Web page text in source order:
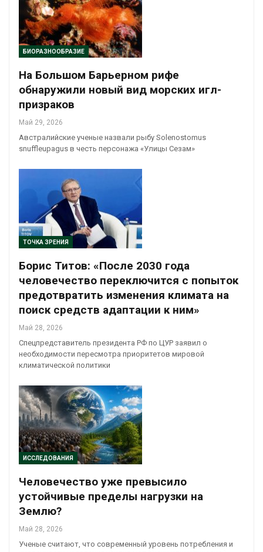
БИОРАЗНООБРАЗИЕ
На Большом Барьерном рифе
обнаружили новый вид морских игл-
призраков
Май 29, 2026
Австралийские ученые назвали рыбу Solenostomus
snuffleupagus в честь персонажа «Улицы Сезам»
ТОЧКА ЗРЕНИЯ
Борис Титов: «После 2030 года
человечество переключится с попыток
предотвратить изменения климата на
поиск средств адаптации к ним»
Май 28, 2026
Спецпредставитель президента РФ по ЦУР заявил о
необходимости пересмотра приоритетов мировой
климатической политики
ИССЛЕДОВАНИЯ
Человечество уже превысило
устойчивые пределы нагрузки на
Землю?
Май 28, 2026
Ученые считают, что современный уровень потребления и